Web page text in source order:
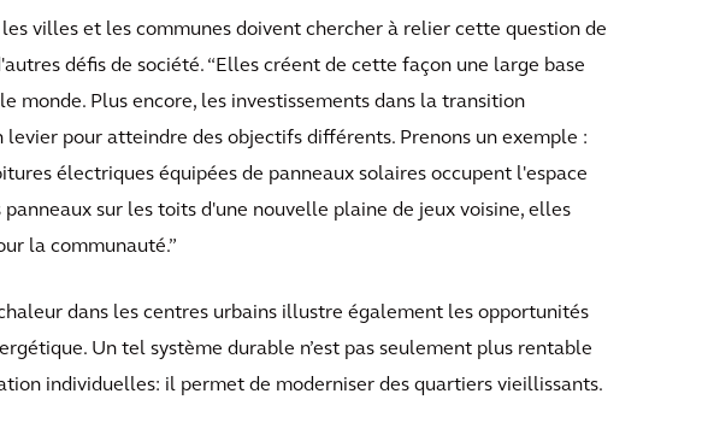
les villes et les communes doivent chercher à relier cette question de
défis de société. “Elles créent de cette façon une large base
monde. Plus encore, les investissements dans la transition
pour atteindre des objectifs différents. Prenons un exemple :
électriques équipées de panneaux solaires occupent l'espace
sur les toits d'une nouvelle plaine de jeux voisine, elles
la communauté.”
dans les centres urbains illustre également les opportunités
Un tel système durable n’est pas seulement plus rentable
individuelles: il permet de moderniser des quartiers vieillissants.